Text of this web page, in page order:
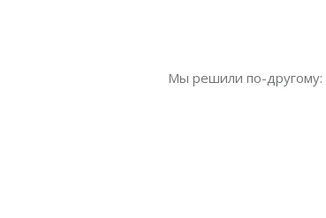
Мы решили по-другому: